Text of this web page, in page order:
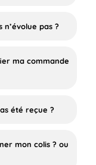
pas ?
ma commande
été reçue ?
mon colis ? ou